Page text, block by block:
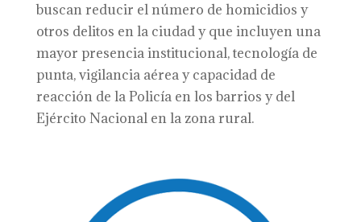
buscan reducir el número de homicidios y
otros delitos en la ciudad y que incluyen una
mayor presencia institucional, tecnología de
punta, vigilancia aérea y capacidad de
reacción de la Policía en los barrios y del
Ejército Nacional en la zona rural.